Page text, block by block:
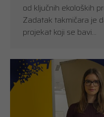
od ključnih ekoloških
Zadatak takmičara je
projekat koji se bavi…